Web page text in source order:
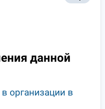
данной
организации в